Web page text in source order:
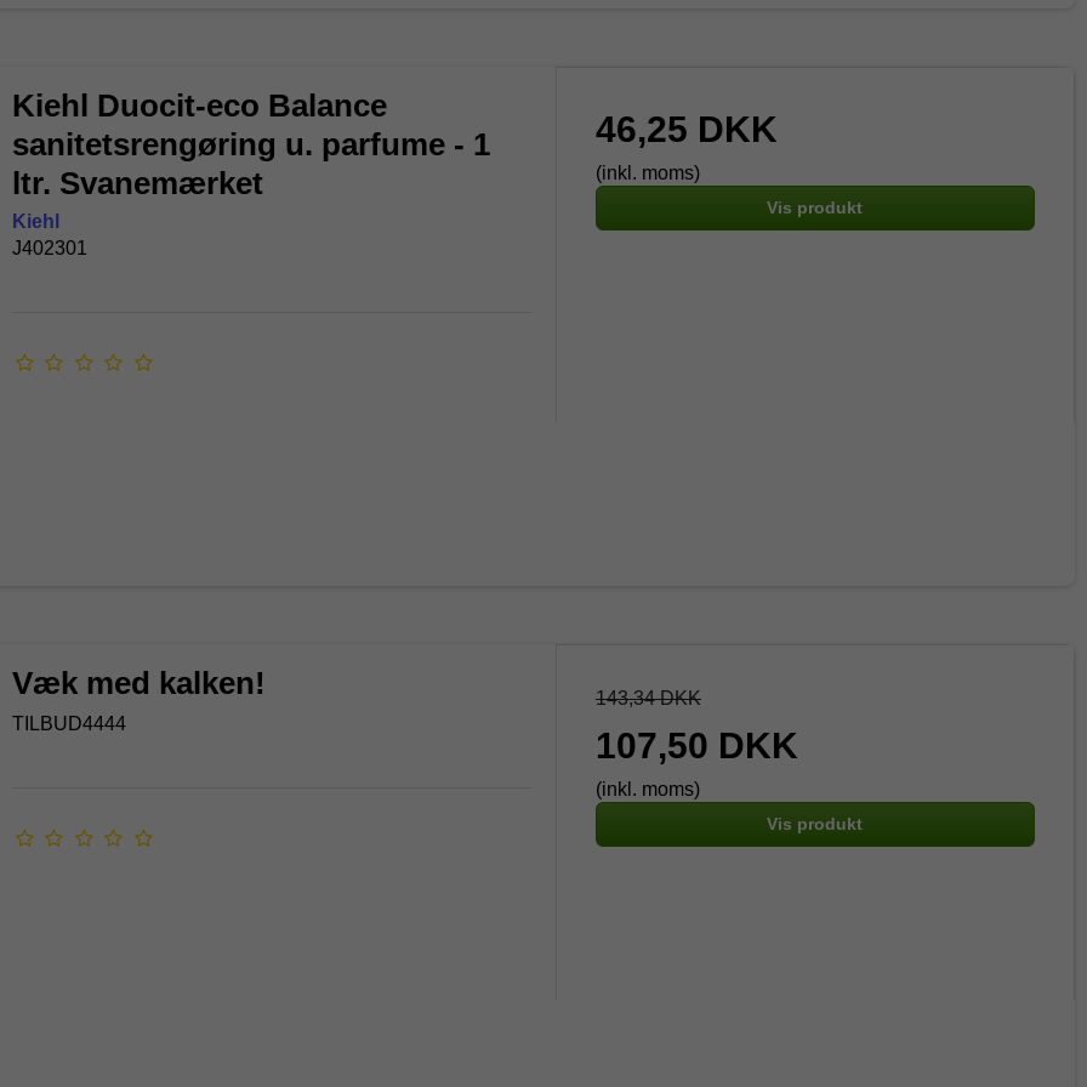
Kiehl Duocit-eco Balance
sanitetsrengøring u. parfume - 1
ltr. Svanemærket
Kiehl
J402301
46,25 DKK
(inkl. moms)
Vis produkt
Væk med kalken!
TILBUD4444
143,34 DKK
107,50 DKK
(inkl. moms)
Vis produkt